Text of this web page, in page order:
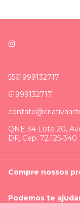
5561999132717
61999132717
QNE 34 Lote 20,
DF, Cep: 72.125-340
Compre nossos
Podemos te